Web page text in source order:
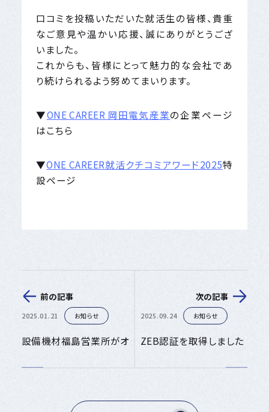
口コミを投稿いただいた就活生の皆様、貴重
なご意見や温かい応援、誠にありがとうござ
いました。
これからも、皆様にとって魅力的な会社であ
り続けられるよう努めてまいります。
▼ONE CAREER 岡田電気産業の企業ページ
はこちら
▼ONE CAREER就活クチコミアワード2025特
設ページ
前の記事
2025.01.21 お知らせ
設備機材福島営業所がオープンしました。
次の記事
2025.09.24 お知らせ
ZEB認証を取得しました